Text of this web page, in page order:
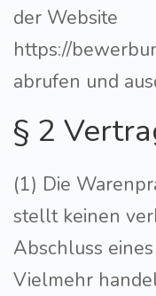
der Website
https://
abrufen und
§ 2
(1) Die
stellt keinen
Abschluss
Vielmehr